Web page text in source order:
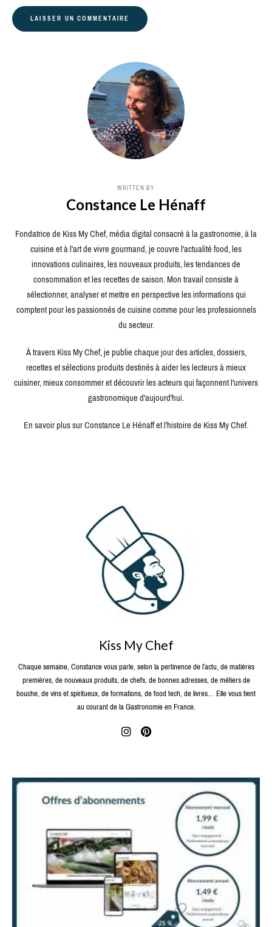
WRITTEN BY
Constance Le Hénaff
Fondatrice de Kiss My Chef, média digital consacré à la gastronomie, à la
cuisine et à l'art de vivre gourmand, je couvre l'actualité food, les
innovations culinaires, les nouveaux produits, les tendances de
consommation et les recettes de saison. Mon travail consiste à
sélectionner, analyser et mettre en perspective les informations qui
comptent pour les passionnés de cuisine comme pour les professionnels
du secteur.
À travers Kiss My Chef, je publie chaque jour des articles, dossiers,
recettes et sélections produits destinés à aider les lecteurs à mieux
cuisiner, mieux consommer et découvrir les acteurs qui façonnent l'univers
gastronomique d'aujourd'hui.
En savoir plus sur Constance Le Hénaff et l'histoire de Kiss My Chef.
Kiss My Chef
Chaque semaine, Constance vous parle, selon la pertinence de l’actu, de matières
premières, de nouveaux produits, de chefs, de bonnes adresses, de métiers de
bouche, de vins et spiritueux, de formations, de food tech, de livres… Elle vous tient
au courant de la Gastronomie en France.